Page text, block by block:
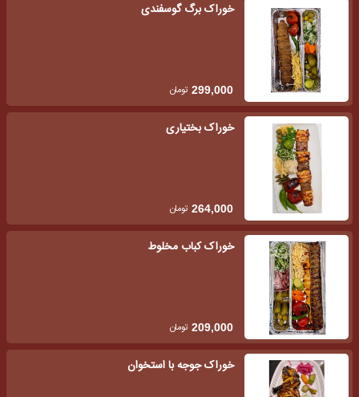
خوراک برگ گوسفندی
299,000 تومان
خوراک بختیاری
264,000 تومان
خوراک کباب مخلوط
209,000 تومان
خوراک جوجه با استخوان